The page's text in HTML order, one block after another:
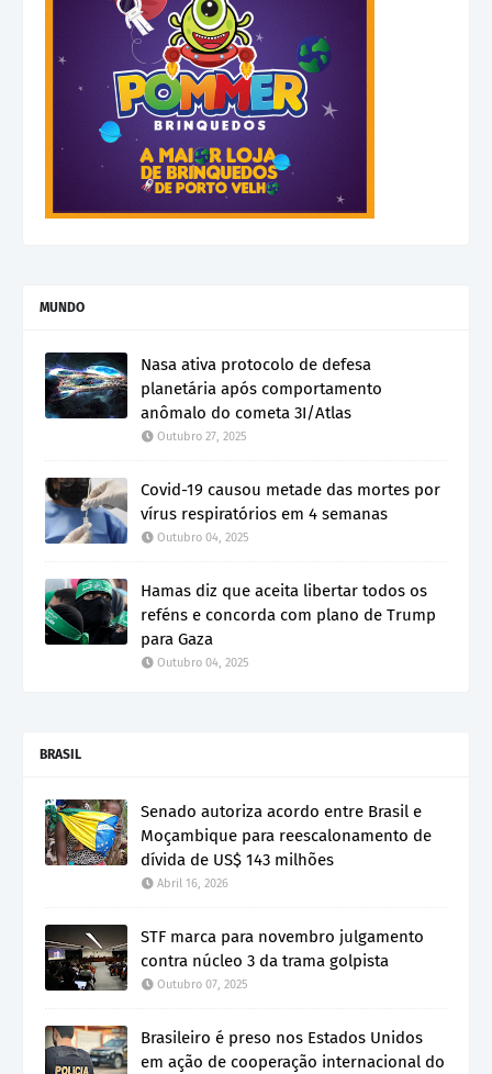
MUNDO
Nasa ativa protocolo de defesa
planetária após comportamento
anômalo do cometa 3I/Atlas
Outubro 27, 2025
Covid-19 causou metade das mortes por
vírus respiratórios em 4 semanas
Outubro 04, 2025
Hamas diz que aceita libertar todos os
reféns e concorda com plano de Trump
para Gaza
Outubro 04, 2025
BRASIL
Senado autoriza acordo entre Brasil e
Moçambique para reescalonamento de
dívida de US$ 143 milhões
Abril 16, 2026
STF marca para novembro julgamento
contra núcleo 3 da trama golpista
Outubro 07, 2025
Brasileiro é preso nos Estados Unidos
em ação de cooperação internacional do